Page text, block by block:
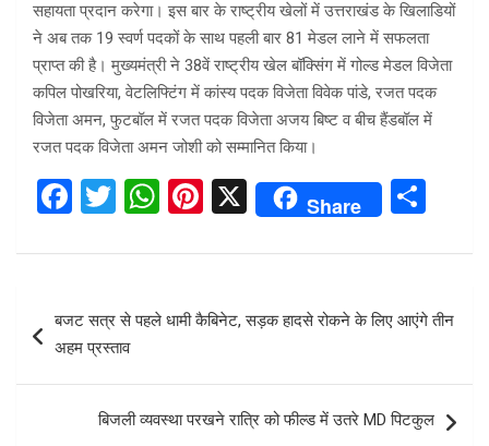
सहायता प्रदान करेगा। इस बार के राष्ट्रीय खेलों में उत्तराखंड के खिलाडियों
ने अब तक 19 स्वर्ण पदकों के साथ पहली बार 81 मेडल लाने में सफलता
प्राप्त की है। मुख्यमंत्री ने 38वें राष्ट्रीय खेल बॉक्सिंग में गोल्ड मेडल विजेता
कपिल पोखरिया, वेटलिफ्टिंग में कांस्य पदक विजेता विवेक पांडे, रजत पदक
विजेता अमन, फुटबॉल में रजत पदक विजेता अजय बिष्ट व बीच हैंडबॉल में
रजत पदक विजेता अमन जोशी को सम्मानित किया।
F
ce
o
T
tt
er
W
at
A
p
Pi
er
es
t
X Share
ar
e
navigation
बजट सत्र से पहले धामी कैबिनेट, सड़क हादसे रोकने के लिए आएंगे तीन
अहम प्रस्ताव
बिजली व्यवस्था परखने रात्रि को फील्ड में उतरे MD पिटकुल